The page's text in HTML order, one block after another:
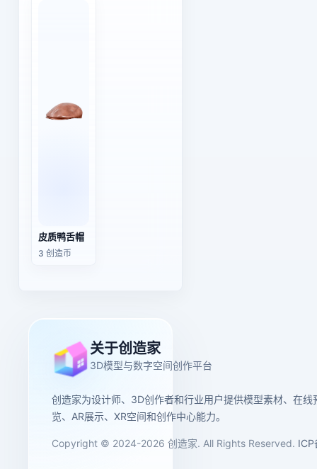
皮质鸭舌帽
3 创造币
关于创造家
3D模型与数字空间创作平台
创造家为设计师、3D创作者和行业用户提供模型素材、在线
览、AR展示、XR空间和创作中心能力。
Copyright © 2024-2026 创造家. All Rights Reserved. ICP